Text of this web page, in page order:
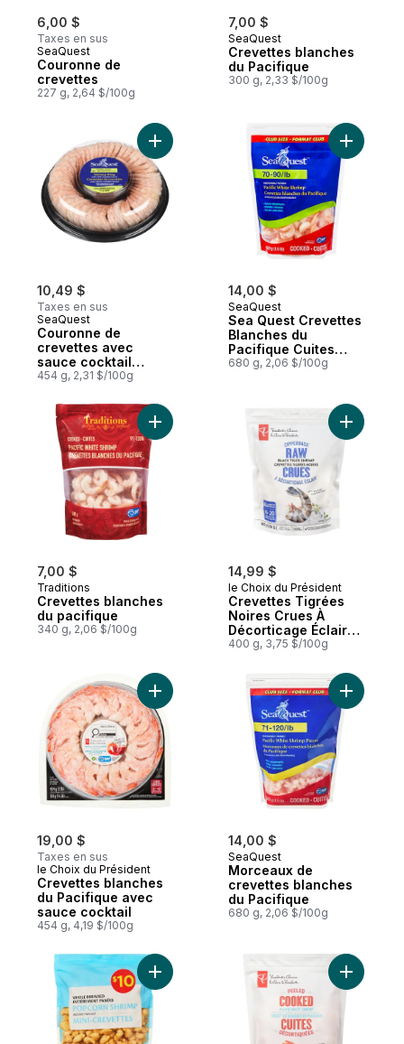
6,00 $
Taxes en sus
SeaQuest
Couronne de
crevettes
227 g, 2,64 $/100g
7,00 $
SeaQuest
Crevettes blanches
du Pacifique
300 g, 2,33 $/100g
10,49 $
Taxes en sus
SeaQuest
Couronne de
crevettes avec
sauce cocktail
douce
454 g, 2,31 $/100g
Ajouter Couronne de crevettes avec
14,00 $
SeaQuest
Sea Quest Crevettes
Blanches du
Pacifique Cuites
Format Club
680 g, 2,06 $/100g
Ajouter
7,00 $
Traditions
Crevettes blanches
du pacifique
340 g, 2,06 $/100g
Ajouter Crevettes blanches du pacifique
14,99 $
le Choix du Président
Crevettes Tigrées
Noires Crues À
Décorticage Éclair-
Gigant
400 g, 3,75 $/100g
Ajouter
19,00 $
Taxes en sus
le Choix du Président
Crevettes blanches
du Pacifique avec
sauce cocktail
454 g, 4,19 $/100g
Ajouter Crevettes blanches du Pacifique
14,00 $
SeaQuest
Morceaux de
crevettes blanches
du Pacifique
680 g, 2,06 $/100g
Ajouter
Ajouter